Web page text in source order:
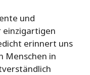
und
einzigartigen
erinnert uns
Menschen in